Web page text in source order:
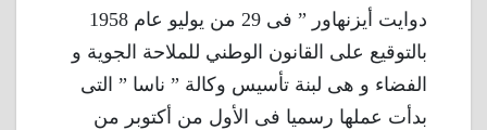
دوايت أيزنهاور ” فى 29 من يوليو عام 1958
بالتوقيع على القانون الوطني للملاحة الجوية و
الفضاء و هى لبنة تأسيس وكالة ” ناسا ” التى
بدأت عملها رسميا فى الأول من أكتوبر من